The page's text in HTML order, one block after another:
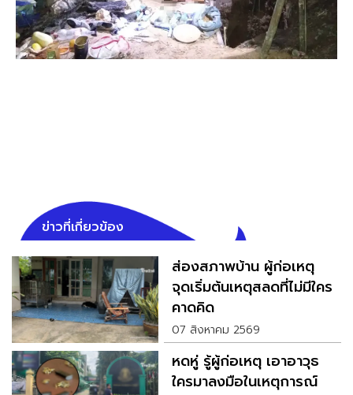
ข่าวที่เกี่ยวข้อง
ส่องสภาพบ้าน ผู้ก่อเหตุ
จุดเริ่มต้นเหตุสลดที่ไม่มีใคร
คาดคิด
07 สิงหาคม 2569
หดหู่ รู้ผู้ก่อเหตุ เอาอาวุธ
ใครมาลงมือในเหตุการณ์